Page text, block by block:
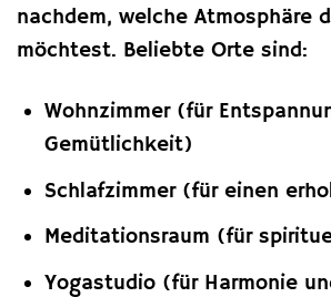
nachdem, welche Atmosphäre
möchtest. Beliebte Orte sind:
Wohnzimmer (für
Gemütlichkeit)
Schlafzimmer (für einen
Meditationsraum (für
Yogastudio (für Harmonie